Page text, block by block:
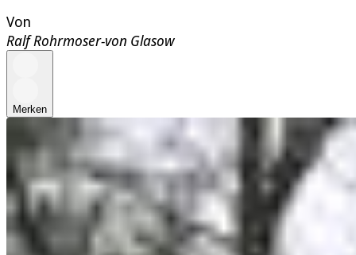
Von
Ralf Rohrmoser-von Glasow
Merken